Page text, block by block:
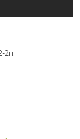
2н.